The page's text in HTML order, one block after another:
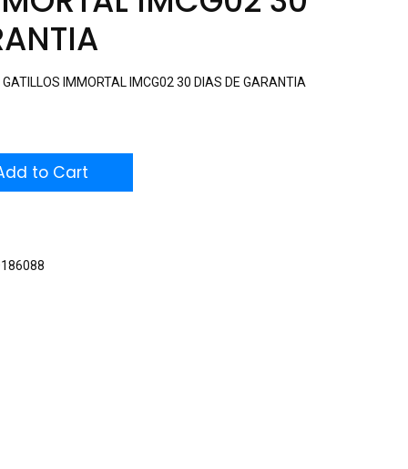
IMMORTAL IMCG02 30 DIAS DE GARANTIA
to Cart